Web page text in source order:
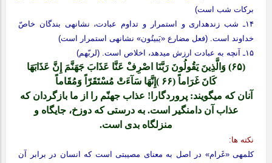
برکات شب است)
۱۴ـ شب زنده‏داری و استمرار و تداوم عبادت، نشانه‏ی بندگان خاصّ
خداوند است. (فعل مضارع «یَبیتُون» نشانه‏ی استمرار است)
۱۵ـ آنچه به عبادت ارزش می‏دهد، اخلاص است. (لربّهم)
(۶۵) وَالَّذِینَ یَقُولُونَ رَبَّنَا اصْرِفْ عَنَّا عَذَابَ جَهَنَّمَ إِنَّ عَذَابَهَا
کَانَ غَرَاماً (۶۶ )إِنَّهَا سَآءَتْ مُسْتَقَرّاً وَمُقَاماً
آنان که می‏گویند: پروردگارا! عذاب جهنّم را از ما بازگردان که
عذاب آن دامنگیر است. به درستی که دوزخ، جایگاه و
منزلگاه بدی است.
نکته‏ ها:
کلمه‏ی «غَرام» در اصل به معنای مصیبتی است که انسان در برابر آن